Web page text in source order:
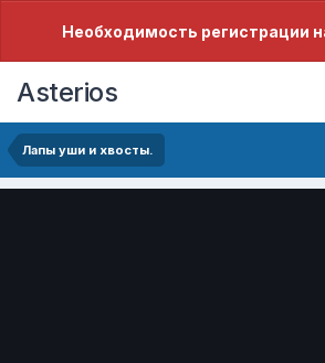
Необходимость регистрации
Asterios
Лапы уши и хвосты.